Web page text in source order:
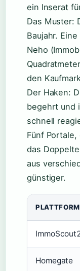
ein Inserat
Das Muster:
Baujahr.
Neho
den
Der Haken:
begehrt und
schnell
Fünf
das
aus
günstiger.
PLATTFORM
Homegate